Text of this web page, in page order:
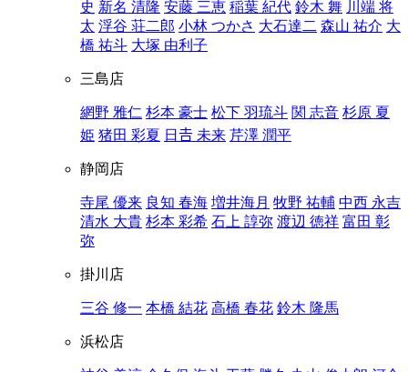
史 新名 清隆 安藤 三恵 稲葉 紀代 鈴木 舞 川端 将
太 浮谷 荘二郎 小林 つかさ 大石達二 森山 祐介 大
橋 祐斗 大塚 由利子
三島店
網野 雅仁 杉本 豪士 松下 羽琉斗 関 志音 杉原 夏
姫 猪田 彩夏 日𠮷 未来 芹澤 潤平
静岡店
寺尾 優来 良知 春海 増井海月 牧野 祐輔 中西 永吉
清水 大貴 杉本 彩希 石上 諄弥 渡辺 徳祥 富田 彰
弥
掛川店
三谷 修一 本橋 結花 高橋 春花 鈴木 隆馬
浜松店